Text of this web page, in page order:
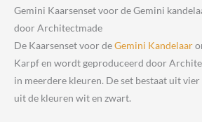
Architectmade
aantal
Gemini Kaarsenset voor de Gemini
door Architectmade
De Kaarsenset voor deGemini Kandelaar
Karpf en wordt geproduceerd door
in meerdere kleuren. De set bestaat uit vier
uit de kleuren wit en zwart.